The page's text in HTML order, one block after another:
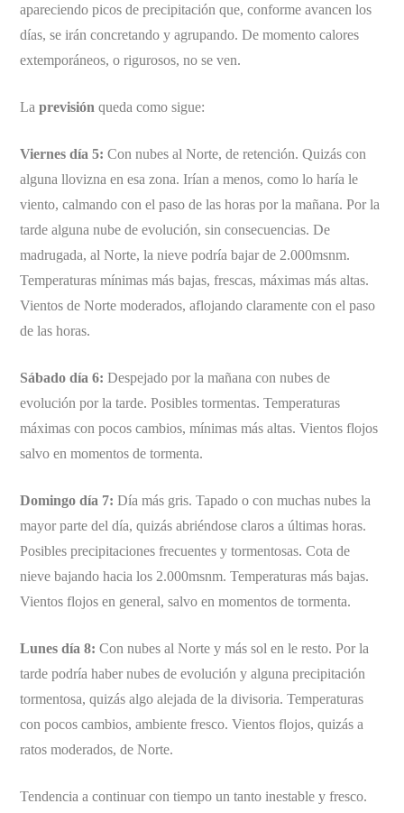
apareciendo picos de precipitación que, conforme avancen los
días, se irán concretando y agrupando. De momento calores
extemporáneos, o rigurosos, no se ven.
Laprevisión queda como sigue:
Viernes día 5: Con nubes al Norte, de retención. Quizás con
alguna llovizna en esa zona. Irían a menos, como lo haría le
viento, calmando con el paso de las horas por la mañana. Por la
tarde alguna nube de evolución, sin consecuencias. De
madrugada, al Norte, la nieve podría bajar de 2.000msnm.
Temperaturas mínimas más bajas, frescas, máximas más altas.
Vientos de Norte moderados, aflojando claramente con el paso
de las horas.
Sábado día 6: Despejado por la mañana con nubes de
evolución por la tarde. Posibles tormentas. Temperaturas
máximas con pocos cambios, mínimas más altas. Vientos flojos
salvo en momentos de tormenta.
Domingo día 7: Día más gris. Tapado o con muchas nubes la
mayor parte del día, quizás abriéndose claros a últimas horas.
Posibles precipitaciones frecuentes y tormentosas. Cota de
nieve bajando hacia los 2.000msnm. Temperaturas más bajas.
Vientos flojos en general, salvo en momentos de tormenta.
Lunes día 8: Con nubes al Norte y más sol en le resto. Por la
tarde podría haber nubes de evolución y alguna precipitación
tormentosa, quizás algo alejada de la divisoria. Temperaturas
con pocos cambios, ambiente fresco. Vientos flojos, quizás a
ratos moderados, de Norte.
Tendencia a continuar con tiempo un tanto inestable y fresco.